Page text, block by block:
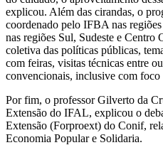
explicou. Além das cirandas, o
coordenado pelo IFBA nas
nas regiões Sul, Sudeste e Centro
coletiva das políticas públicas,
com feiras, visitas técnicas entre
convencionais, inclusive com
Por fim, o professor Gilverto da
Extensão do IFAL, explicou o
Extensão (Forproext) do Conif,
Economia Popular e Solidaria.